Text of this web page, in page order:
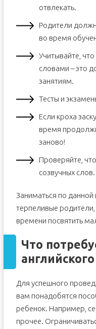
отвлекать.
Родители
во время
Учитывайте,
словами – это
занятиям.
Тесты и
Если кроха
время
заново!
Проверяйте,
созвучных слов.
Заниматься по
терпеливые
времени посвятить
Что
Для успешного
вам понадобятся
ребенок. Например,
прочее.